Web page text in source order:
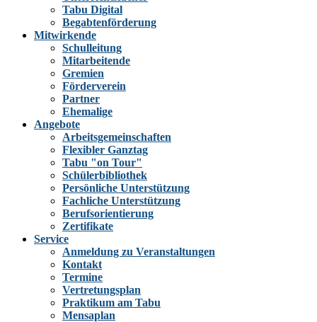
Tabu Digital
Begabtenförderung
Mitwirkende
Schulleitung
Mitarbeitende
Gremien
Förderverein
Partner
Ehemalige
Angebote
Arbeitsgemeinschaften
Flexibler Ganztag
Tabu "on Tour"
Schülerbibliothek
Persönliche Unterstützung
Fachliche Unterstützung
Berufsorientierung
Zertifikate
Service
Anmeldung zu Veranstaltungen
Kontakt
Termine
Vertretungsplan
Praktikum am Tabu
Mensaplan